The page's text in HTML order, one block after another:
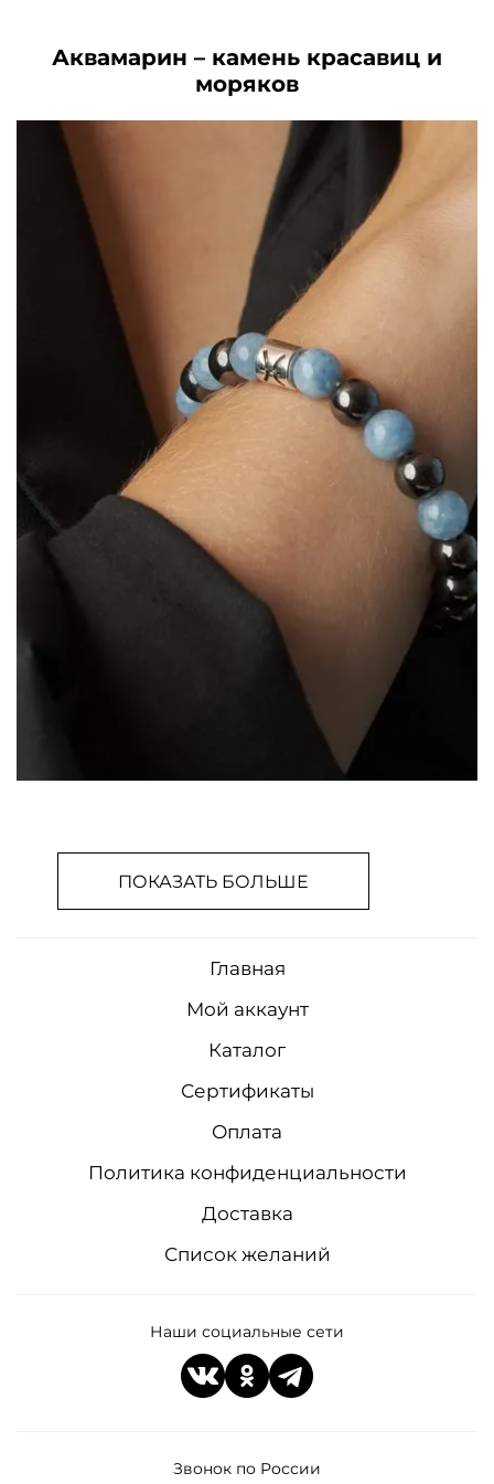
Аквамарин – камень красавиц и
моряков
ПОКАЗАТЬ БОЛЬШЕ
Звонок по России
Главная
Мой аккаунт
Каталог
Сертификаты
Оплата
Политика конфиденциальности
Доставка
Список желаний
Наши социальные сети